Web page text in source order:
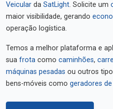
Veicular da SatLight. Solicite um
maior visibilidade, gerando
operação logística.
Temos a melhor plataforma e
sua frota como caminhões,
máquinas pesadas ou outros
bens-móveis como geradores